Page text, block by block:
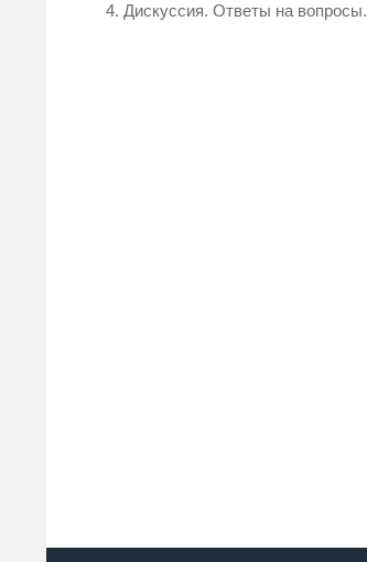
Дискуссия. Ответы на вопросы.